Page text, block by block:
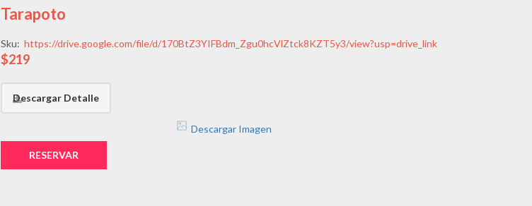
Tarapoto
Sku: https://drive.google.com/file/d/170BtZ3YIFBdm_Zgu0hcVlZtck8KZT5y3/view?usp=drive_link
$219
Descargar Detalle
Descargar Imagen
RESERVAR